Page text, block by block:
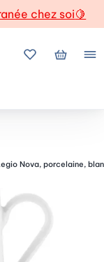
chez soi🍋
Mes favoris
Mon
Nova, porcelaine,